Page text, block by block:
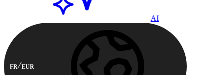
AI
FR EUR